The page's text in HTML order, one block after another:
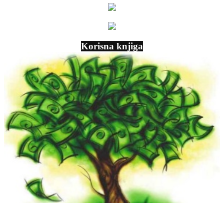
Korisna knjiga